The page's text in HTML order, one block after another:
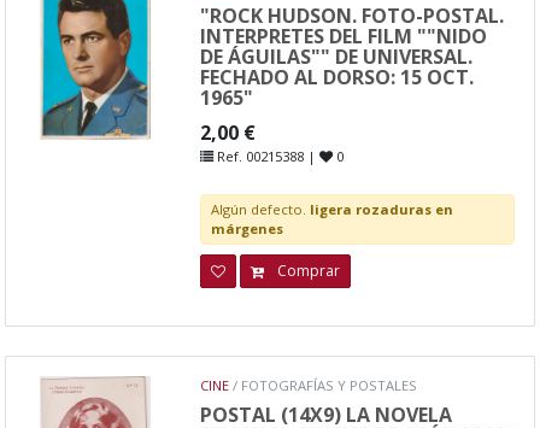
"ROCK HUDSON. FOTO-POSTAL.
INTERPRETES DEL FILM ""NIDO
DE ÁGUILAS"" DE UNIVERSAL.
FECHADO AL DORSO: 15 OCT.
1965"
2,00 €
Ref. 00215388 | 0
Algún defecto. ligera rozaduras en
márgenes
Comprar
CINE / FOTOGRAFÍAS Y POSTALES
POSTAL (14X9) LA NOVELA